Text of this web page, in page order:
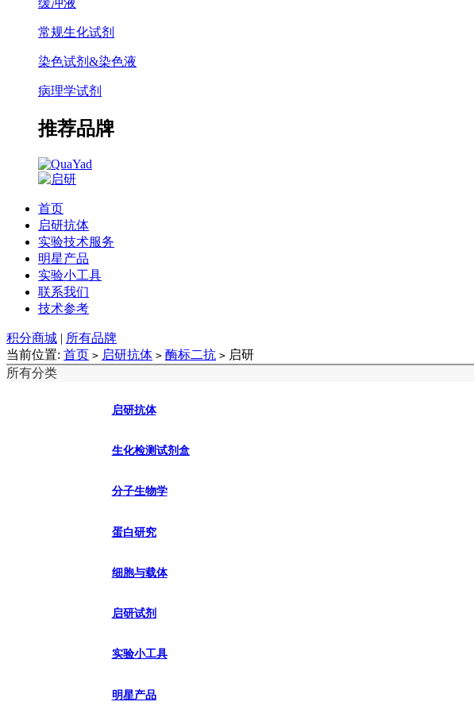
常规生化试剂
染色试剂&染色液
病理学试剂
推荐品牌
首页
启研抗体
实验技术服务
明星产品
实验小工具
联系我们
技术参考
积分商城 | 所有品牌
当前位置: 首页 > 启研抗体 > 酶标二抗 > 启研
所有分类
启研抗体
生化检测试剂盒
分子生物学
蛋白研究
细胞与载体
启研试剂
实验小工具
明星产品